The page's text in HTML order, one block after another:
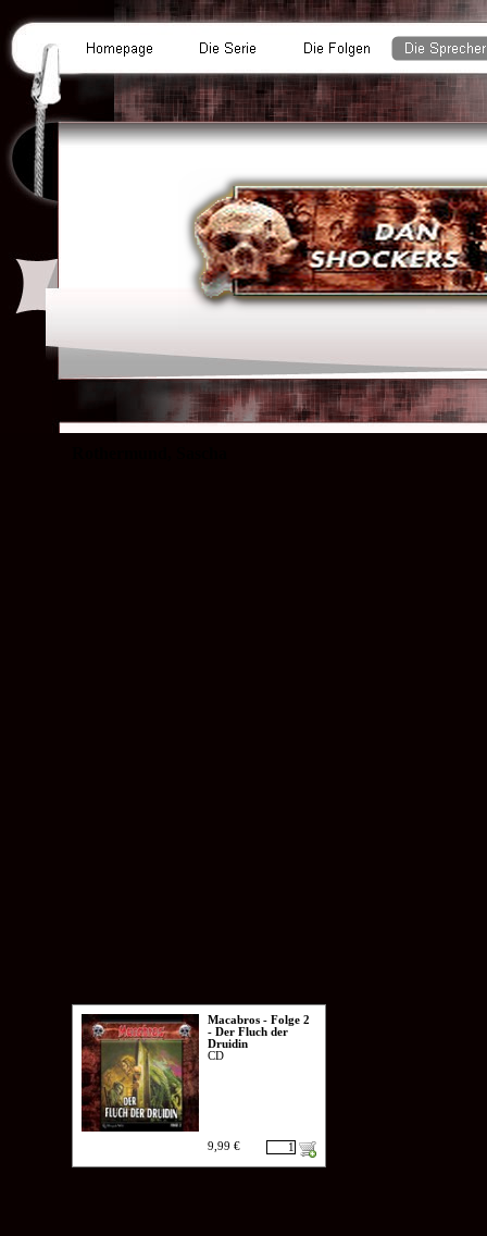
Macabros - Folge 2
- Der Fluch der
Druidin
CD
9,99 €